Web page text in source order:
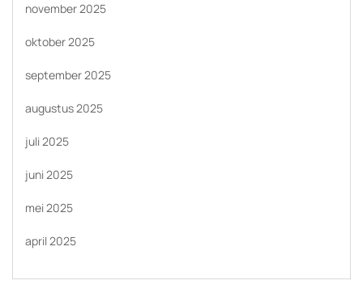
november 2025
oktober 2025
september 2025
augustus 2025
juli 2025
juni 2025
mei 2025
april 2025